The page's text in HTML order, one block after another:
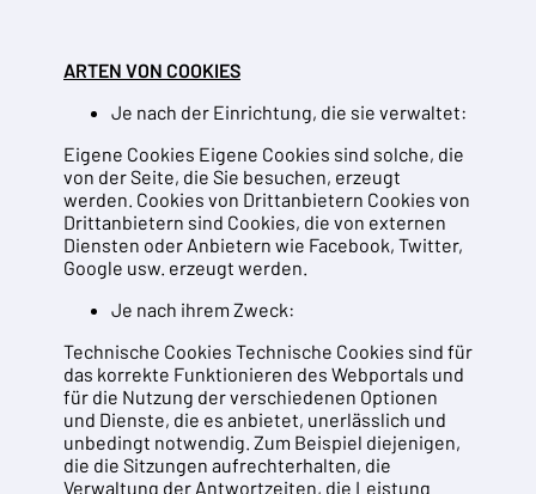
ARTEN VON COOKIES
Je nach der Einrichtung, die sie verwaltet:
Eigene Cookies Eigene Cookies sind solche, die
von der Seite, die Sie besuchen, erzeugt
werden. Cookies von Drittanbietern Cookies von
Drittanbietern sind Cookies, die von externen
Diensten oder Anbietern wie Facebook, Twitter,
Google usw. erzeugt werden.
Je nach ihrem Zweck:
Technische Cookies Technische Cookies sind für
das korrekte Funktionieren des Webportals und
für die Nutzung der verschiedenen Optionen
und Dienste, die es anbietet, unerlässlich und
unbedingt notwendig. Zum Beispiel diejenigen,
die die Sitzungen aufrechterhalten, die
Verwaltung der Antwortzeiten, die Leistung